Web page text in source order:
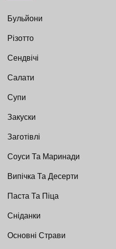
Бульйони
Різотто
Сендвічі
Салати
Супи
Закуски
Заготівлі
Соуси Та Маринади
Випічка Та Десерти
Паста Та Піца
Сніданки
Основні Страви